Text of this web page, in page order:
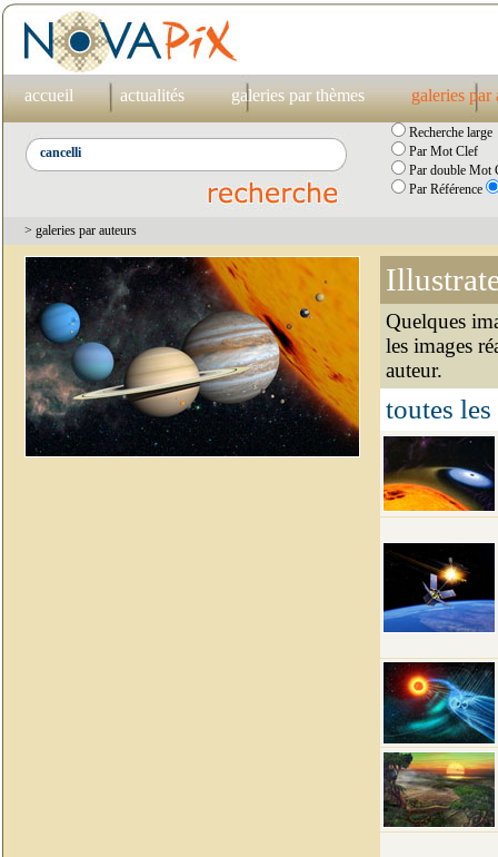
accueil actualités galeries par thèmes galeries par
Recherche large
Par Mot Clef
Par double Mot
Par Référence
> galeries par auteurs
Quelques
les images
auteur.
toutes